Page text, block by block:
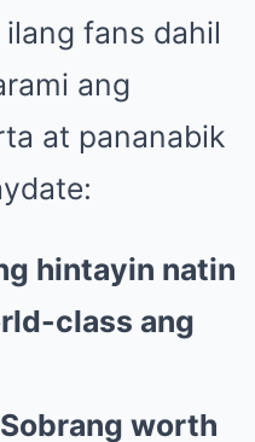
fans dahil
ang
at pananabik
hintayin natin
class ang
worth